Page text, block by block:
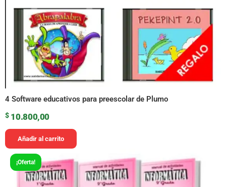
4 Software educativos para preescolar de Plumo
$10.800,00
Añadir al carrito
¡Oferta!